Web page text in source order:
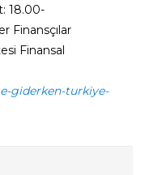
18.00-
Finansçılar
Finansal
giderken-turkiye-